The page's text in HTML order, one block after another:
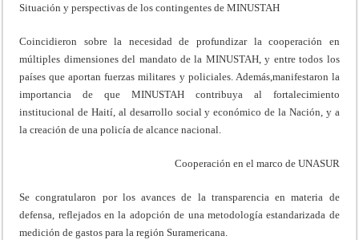
Situación y perspectivas de los contingentes de MINUSTAH
Coincidieron sobre la necesidad de profundizar la cooperación en
múltiples dimensiones del mandato de la MINUSTAH, y entre todos los
países que aportan fuerzas militares y policiales. Además,manifestaron la
importancia de que MINUSTAH contribuya al fortalecimiento
institucional de Haití, al desarrollo social y económico de la Nación, y a
la creación de una policía de alcance nacional.
Cooperación en el marco de UNASUR
Se congratularon por los avances de la transparencia en materia de
defensa, reflejados en la adopción de una metodología estandarizada de
medición de gastos para la región Suramericana.